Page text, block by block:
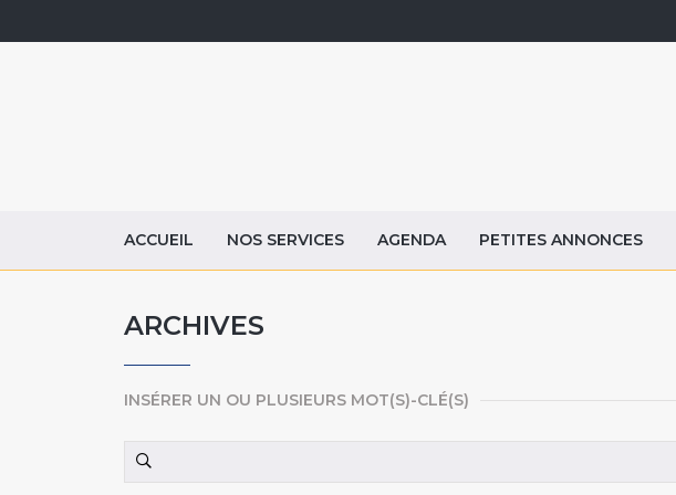
ACCUEIL NOS SERVICES AGENDA PETITES ANNONCES
ARCHIVES
INSÉRER UN OU PLUSIEURS MOT(S)-CLÉ(S)